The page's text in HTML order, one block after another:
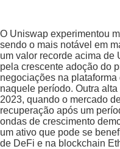
O Uniswap experimentou
sendo o mais notável em
um valor recorde acima de
pela crescente adoção do
negociações na
naquele período. Outra
2023, quando o mercado
recuperação após um
ondas de crescimento
um ativo que pode se
de DeFi e na blockchain